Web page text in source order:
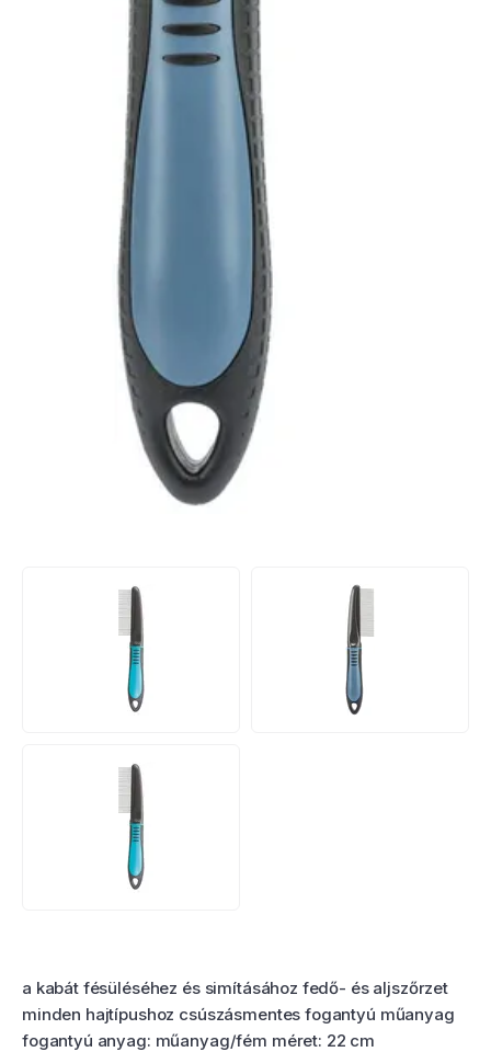
a kabát fésüléséhez és simításához fedő- és aljszőrzet
minden hajtípushoz csúszásmentes fogantyú műanyag
fogantyú anyag: műanyag/fém méret: 22 cm